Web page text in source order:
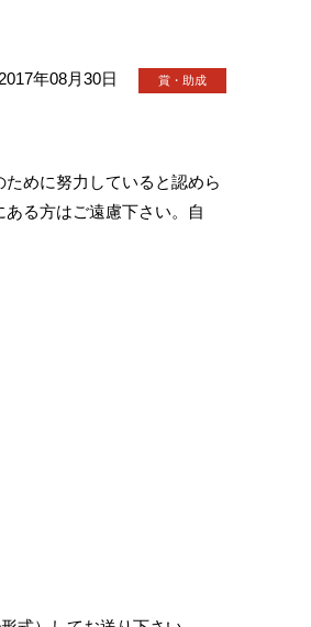
2017年08月30日 賞・助成
めに努力していると認めら
る方はご遠慮下さい。自